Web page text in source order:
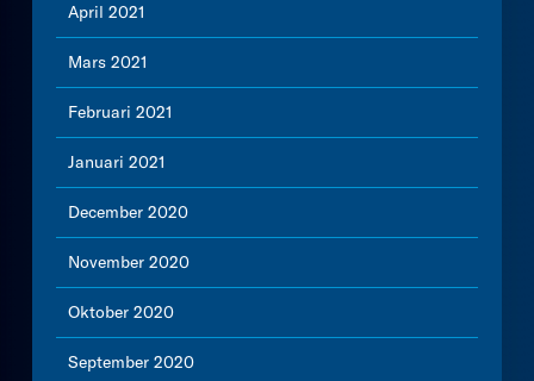
April 2021
Mars 2021
Februari 2021
Januari 2021
December 2020
November 2020
Oktober 2020
September 2020